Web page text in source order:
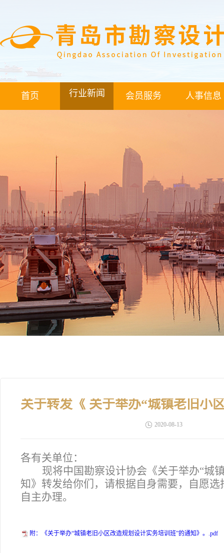
首页 行业新闻 会员服务 人事信息
2020-08-13
各有关单位：
现将中国勘察设计协会《关于举办“城
知》转发给你们，请根据自身需要，自愿
自主办理。
附：《关于举办“城镇老旧小区改造规划设计实务培训班”的通知》。.pdf